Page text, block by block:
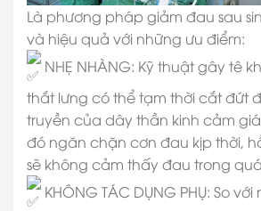
Là phương pháp giảm đau sau
và hiệu quả với những ưu điểm:
NHẸ NHÀNG: Kỹ thuật gây tê
thắt lưng có thể tạm thời cắt đứt
truyền của dây thần kinh cảm
đó ngăn chặn cơn đau kịp thời,
sẽ không cảm thấy đau trong
KHÔNG TÁC DỤNG PHỤ: So